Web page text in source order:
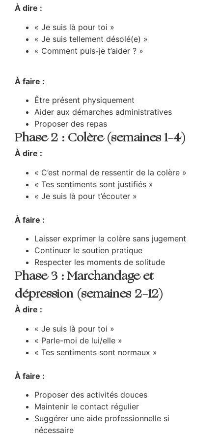
À dire :
« Je suis là pour toi »
« Je suis tellement désolé(e) »
« Comment puis-je t’aider ? »
À faire :
Être présent physiquement
Aider aux démarches administratives
Proposer des repas
Phase 2 : Colère (semaines 1-4)
À dire :
« C’est normal de ressentir de la colère »
« Tes sentiments sont justifiés »
« Je suis là pour t’écouter »
À faire :
Laisser exprimer la colère sans jugement
Continuer le soutien pratique
Respecter les moments de solitude
Phase 3 : Marchandage et
dépression (semaines 2-12)
À dire :
« Je suis là pour toi »
« Parle-moi de lui/elle »
« Tes sentiments sont normaux »
À faire :
Proposer des activités douces
Maintenir le contact régulier
Suggérer une aide professionnelle si
nécessaire